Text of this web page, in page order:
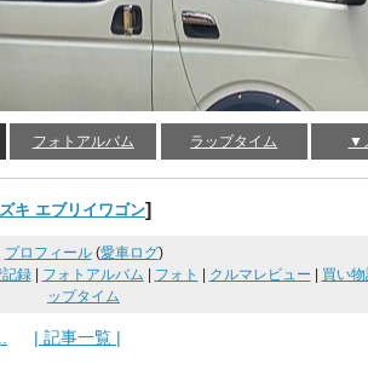
フォトアルバム ラップタイム ▼
キ エブリイワゴン]
プロフィール(愛車ログ)
録| フォトアルバム フォト クルマレビュー 買い
ップタイム
| 記事一覧 |